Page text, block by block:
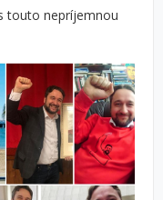
touto nepríjemnou